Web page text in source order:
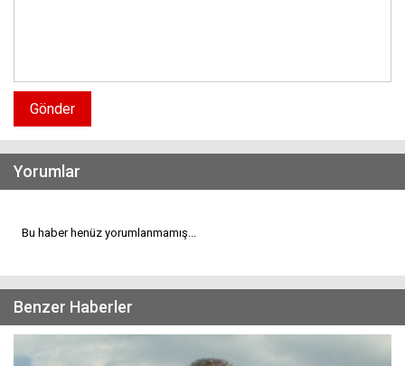
Gönder
Yorumlar
Bu haber henüz yorumlanmamış...
Benzer Haberler